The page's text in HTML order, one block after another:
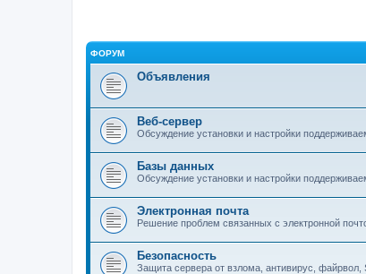
ФОРУМ
Объявления
Веб-сервер
Обсуждение установки и настройки
Базы данных
Обсуждение установки и настройки
Электронная почта
Решение проблем связанных с электронной
Безопасность
Защита сервера от взлома, антивирус,